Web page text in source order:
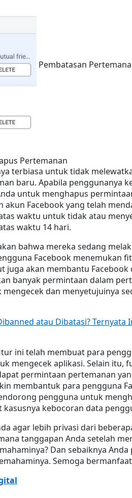
Pembatasan
Pertemanan
terbiasa untuk tidak
baru. Apabila penggunanya
untuk menghapus
akun Facebook yang telah
waktu untuk tidak atau
waktu 14 hari.
bahwa mereka sedang
Facebook menemukan
juga akan membantu Facebook
banyak permintaan dalam
dan menyetujuinya
atau Dibatasi? Ternyata
ini telah membuat para
mengecek aplikasi. Selain itu,
permintaan pertemanan
membantuk para pengguna
pengguna untuk
kasusnya kebocoran data
agar lebih privasi dari
tanggapan Anda setelah
Dan sebaiknya
Semoga